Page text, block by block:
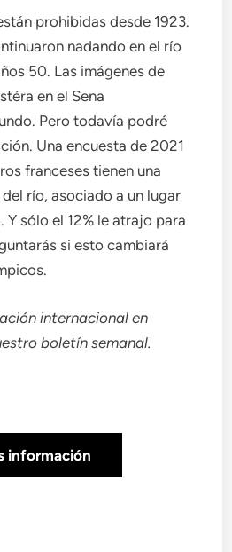
prohibidas desde 1923.
nadando en el río
50. Las imágenes de
en el Sena
Pero todavía podré
Una encuesta de 2021
franceses tienen una
río, asociado a un lugar
sólo el 12% le atrajo para
si esto cambiará
internacional en
boletín semanal.
información